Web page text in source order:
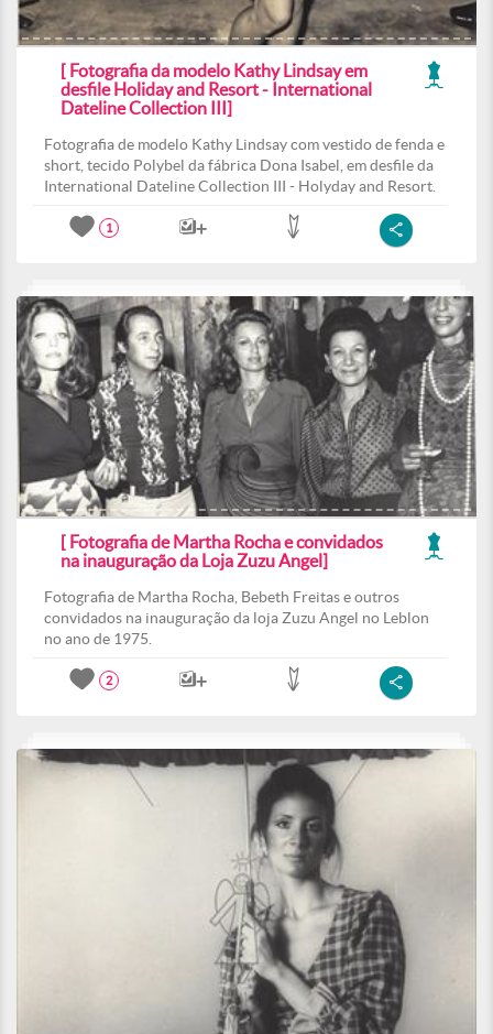
[ Fotografia da modelo Kathy Lindsay em
desfile Holiday and Resort - International
Dateline Collection III]
Fotografia de modelo Kathy Lindsay com vestido de fenda e
short, tecido Polybel da fábrica Dona Isabel, em desfile da
International Dateline Collection III - Holyday and Resort.
1
[ Fotografia de Martha Rocha e convidados
na inauguração da Loja Zuzu Angel]
Fotografia de Martha Rocha, Bebeth Freitas e outros
convidados na inauguração da loja Zuzu Angel no Leblon
no ano de 1975.
2